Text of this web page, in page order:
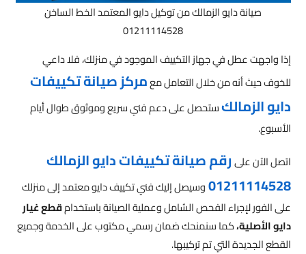
صيانة دايو الزمالك من توكيل دايو المعتمد الخط الساخن
01211114528
إذا واجهت عطل في جهاز التكييف الموجود في منزلك، فلا داعي
للخوف حيث أنه من خلال التعامل معمركز صيانة تكييفات
دايو الزمالكستحصل على دعم فني سريع وموثوق طوال أيام
الأسبوع.
اتصل الآن علىرقم صيانة تكييفات دايو الزمالك
01211114528وسيصل إليك فني تكييف دايو معتمد إلى منزلك
على الفور لإجراء الفحص الشامل وعملية الصيانة باستخدامقطع غيار
دايو الأصلية،كما سنمنحك ضمان رسمي مكتوب على الخدمة وجميع
القطع الجديدة التي تم تركيبها.